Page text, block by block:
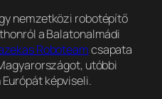
nemzetközi robotépítő
a Balatonalmádi
Roboteamcsapata
utóbbi
képviseli.